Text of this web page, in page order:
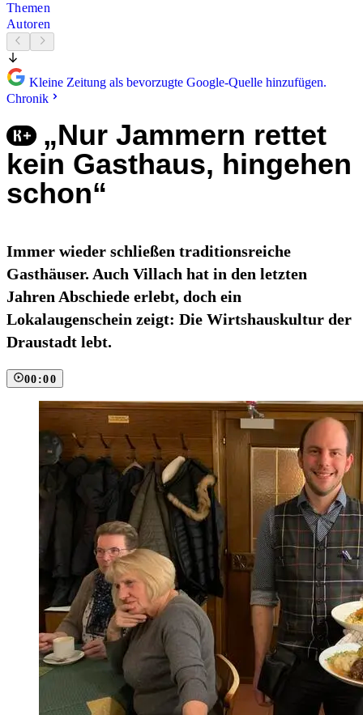
Themen
Autoren
Kleine Zeitung als bevorzugte Google-Quelle hinzufügen.
Chronik
„Nur Jammern rettet
kein Gasthaus, hingehen
schon“
Immer wieder schließen traditionsreiche
Gasthäuser. Auch Villach hat in den letzten
Jahren Abschiede erlebt, doch ein
Lokalaugenschein zeigt: Die Wirtshauskultur der
Draustadt lebt.
00:00